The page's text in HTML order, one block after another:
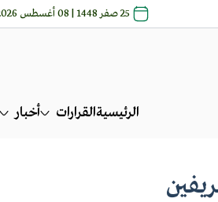
25 صفر 1448 | 08 أغسطس 2026
الرئيسيةالقرارات أخبار